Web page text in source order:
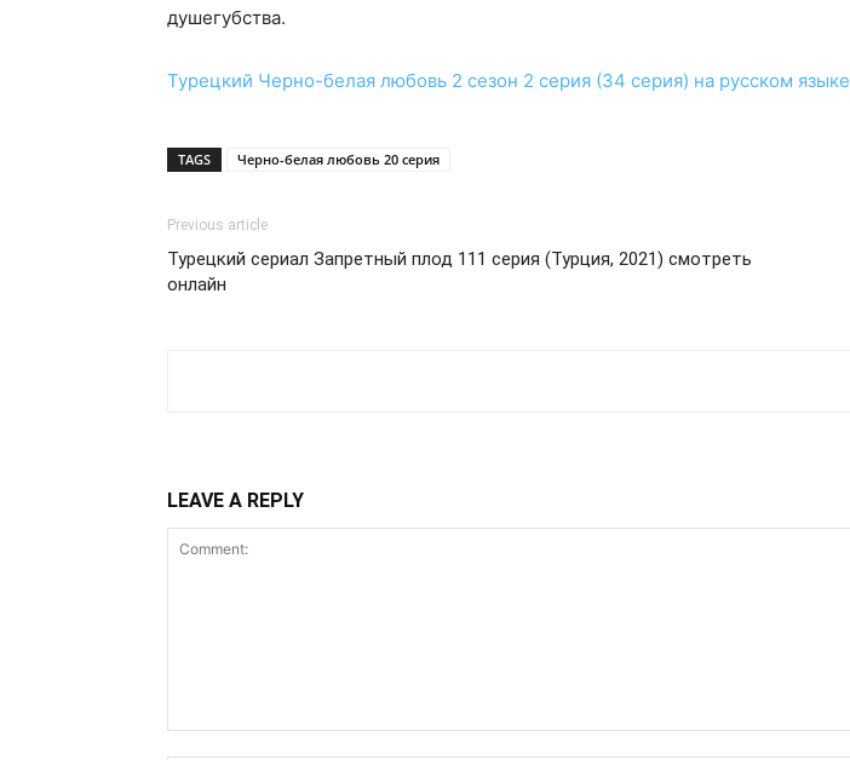
душегубства.
Турецкий Черно-белая любовь 2 сезон 2 серия (34 серия) на русском языке
TAGS Черно-белая любовь 20 серия
Previous article
Турецкий сериал Запретный плод 111 серия (Турция, 2021) смотреть
онлайн
LEAVE A REPLY